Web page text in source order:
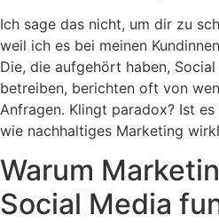
Ich sage das nicht, um dir zu
weil ich es bei meinen
Die, die aufgehört haben,
betreiben, berichten oft von
Anfragen. Klingt paradox? Ist
wie nachhaltiges Marketing
Warum
Social Media